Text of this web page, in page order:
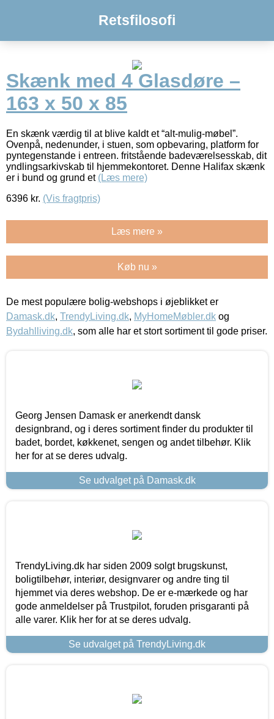
Retsfilosofi
Skænk med 4 Glasdøre –
163 x 50 x 85
En skænk værdig til at blive kaldt et “alt-mulig-møbel”.
Ovenpå, nedenunder, i stuen, som opbevaring, platform for
pyntegenstande i entreen. fritstående badeværelsesskab, dit
yndlingsarkivskab til hjemmekontoret. Denne Halifax skænk
er i bund og grund et (Læs mere)
6396 kr. (Vis fragtpris)
Læs mere »
Køb nu »
De mest populære bolig-webshops i øjeblikket er
Damask.dk, TrendyLiving.dk, MyHomeMøbler.dk og
Bydahlliving.dk, som alle har et stort sortiment til gode priser.
Georg Jensen Damask er anerkendt dansk
designbrand, og i deres sortiment finder du produkter til
badet, bordet, køkkenet, sengen og andet tilbehør. Klik
her for at se deres udvalg.
Se udvalget på Damask.dk
TrendyLiving.dk har siden 2009 solgt brugskunst,
boligtilbehør, interiør, designvarer og andre ting til
hjemmet via deres webshop. De er e-mærkede og har
gode anmeldelser på Trustpilot, foruden prisgaranti på
alle varer. Klik her for at se deres udvalg.
Se udvalget på TrendyLiving.dk